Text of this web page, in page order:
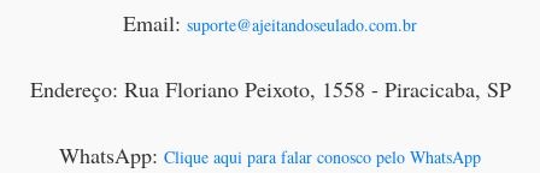
Email: suporte@ajeitandoseulado.com.br
Endereço: Rua Floriano Peixoto, 1558 - Piracicaba, SP
WhatsApp: Clique aqui para falar conosco pelo WhatsApp